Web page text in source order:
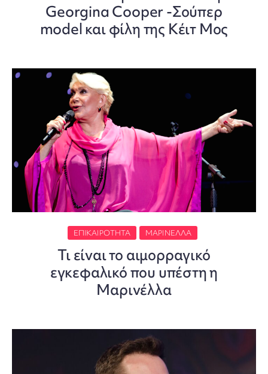
Georgina Cooper -Σούπερ
model και φίλη της Κέιτ Μος
ΕΠΙΚΑΙΡΌΤΗΤΑ ΜΑΡΙΝΈΛΛΑ
Τι είναι το αιμορραγικό
εγκεφαλικό που υπέστη η
Μαρινέλλα